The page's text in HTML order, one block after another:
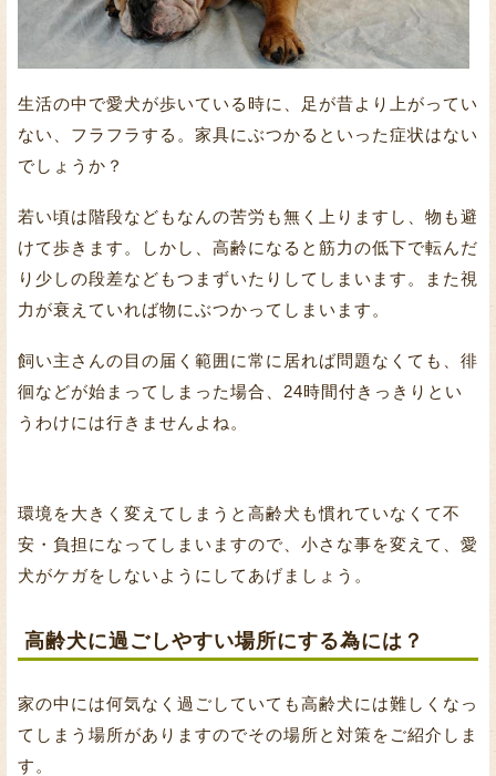
生活の中で愛犬が歩いている時に、足が昔より上がってい
ない、フラフラする。家具にぶつかるといった症状はない
でしょうか？
若い頃は階段などもなんの苦労も無く上りますし、物も避
けて歩きます。しかし、高齢になると筋力の低下で転んだ
り少しの段差などもつまずいたりしてしまいます。また視
力が衰えていれば物にぶつかってしまいます。
飼い主さんの目の届く範囲に常に居れば問題なくても、徘
徊などが始まってしまった場合、24時間付きっきりとい
うわけには行きませんよね。
環境を大きく変えてしまうと高齢犬も慣れていなくて不
安・負担になってしまいますので、小さな事を変えて、愛
犬がケガをしないようにしてあげましょう。
高齢犬に過ごしやすい場所にする為には？
家の中には何気なく過ごしていても高齢犬には難しくなっ
てしまう場所がありますのでその場所と対策をご紹介しま
す。